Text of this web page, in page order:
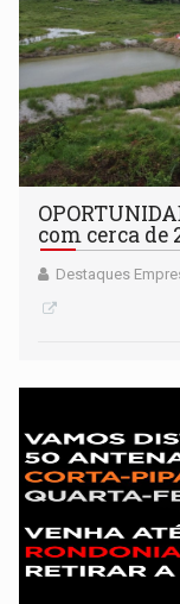
com cerca de
Destaques